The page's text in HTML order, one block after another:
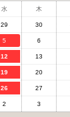
水 木
29 30
5 6
12 13
19 20
26 27
2 3